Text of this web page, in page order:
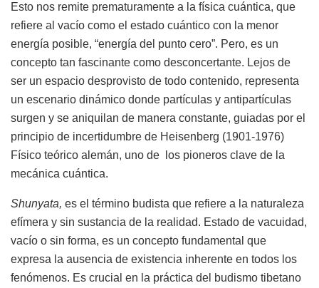
Esto nos remite prematuramente a la física cuántica, que
refiere al vacío como el estado cuántico con la menor
energía posible, “energía del punto cero”. Pero, es un
concepto tan fascinante como desconcertante. Lejos de
ser un espacio desprovisto de todo contenido, representa
un escenario dinámico donde partículas y antipartículas
surgen y se aniquilan de manera constante, guiadas por el
principio de incertidumbre de Heisenberg (1901-1976)
Físico teórico alemán, uno de los pioneros clave de la
mecánica cuántica.
Shunyata, es el término budista que refiere a la naturaleza
efímera y sin sustancia de la realidad. Estado de vacuidad,
vacío o sin forma, es un concepto fundamental que
expresa la ausencia de existencia inherente en todos los
fenómenos. Es crucial en la práctica del budismo tibetano